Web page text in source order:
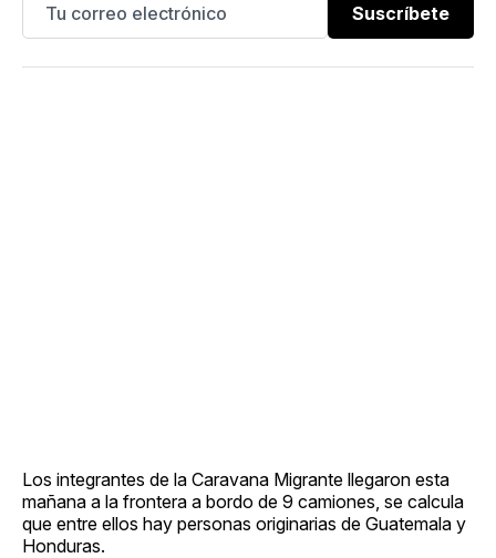
Suscríbete
Los integrantes de la Caravana Migrante llegaron esta
mañana a la frontera a bordo de 9 camiones, se calcula
que entre ellos hay personas originarias de Guatemala y
Honduras.